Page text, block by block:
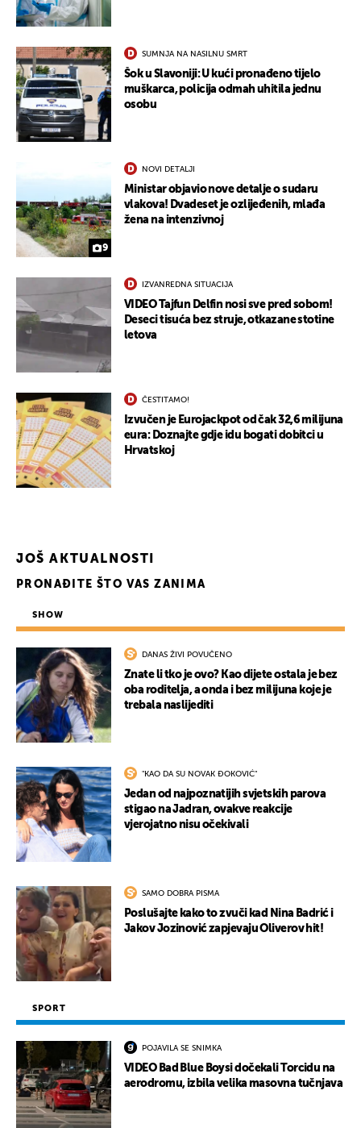
SUMNJA NA NASILNU SMRT
Šok u Slavoniji: U kući pronađeno tijelo
muškarca, policija odmah uhitila jednu
osobu
9
NOVI DETALJI
Ministar objavio nove detalje o sudaru
vlakova! Dvadeset je ozlijeđenih, mlađa
žena na intenzivnoj
IZVANREDNA SITUACIJA
VIDEO Tajfun Delfin nosi sve pred sobom!
Deseci tisuća bez struje, otkazane stotine
letova
ČESTITAMO!
Izvučen je Eurojackpot od čak 32,6 milijuna
eura: Doznajte gdje idu bogati dobitci u
Hrvatskoj
JOŠ AKTUALNOSTI
PRONAĐITE ŠTO VAS ZANIMA
SHOW
DANAS ŽIVI POVUČENO
Znate li tko je ovo? Kao dijete ostala je bez
oba roditelja, a onda i bez milijuna koje je
trebala naslijediti
"KAO DA SU NOVAK ĐOKOVIĆ"
Jedan od najpoznatijih svjetskih parova
stigao na Jadran, ovakve reakcije
vjerojatno nisu očekivali
SAMO DOBRA PISMA
Poslušajte kako to zvuči kad Nina Badrić i
Jakov Jozinović zapjevaju Oliverov hit!
SPORT
POJAVILA SE SNIMKA
VIDEO Bad Blue Boysi dočekali Torcidu na
aerodromu, izbila velika masovna tučnjava